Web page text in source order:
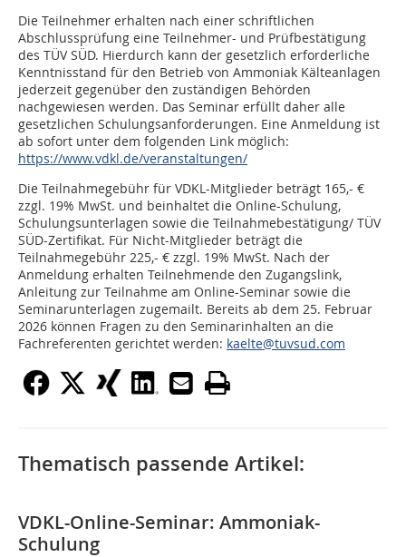
Die Teilnehmer erhalten nach einer schriftlichen
Abschlussprüfung eine Teilnehmer- und Prüfbestätigung
des TÜV SÜD. Hierdurch kann der gesetzlich erforderliche
Kenntnisstand für den Betrieb von Ammoniak Kälteanlagen
jederzeit gegenüber den zuständigen Behörden
nachgewiesen werden. Das Seminar erfüllt daher alle
gesetzlichen Schulungsanforderungen. Eine Anmeldung ist
ab sofort unter dem folgenden Link möglich:
https://www.vdkl.de/veranstaltungen/
Die Teilnahmegebühr für VDKL-Mitglieder beträgt 165,- €
zzgl. 19% MwSt. und beinhaltet die Online-Schulung,
Schulungsunterlagen sowie die Teilnahmebestätigung/ TÜV
SÜD-Zertifikat. Für Nicht-Mitglieder beträgt die
Teilnahmegebühr 225,- € zzgl. 19% MwSt. Nach der
Anmeldung erhalten Teilnehmende den Zugangslink,
Anleitung zur Teilnahme am Online-Seminar sowie die
Seminarunterlagen zugemailt. Bereits ab dem 25. Februar
2026 können Fragen zu den Seminarinhalten an die
Fachreferenten gerichtet werden: kaelte@tuvsud.com
Thematisch passende Artikel:
VDKL-Online-Seminar: Ammoniak-
Schulung